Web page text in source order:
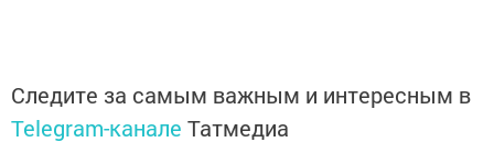
Следите за самым важным и интересным в
Telegram-канале Татмедиа